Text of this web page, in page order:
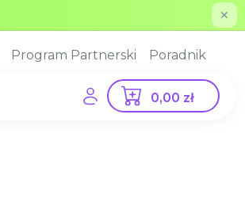
✕
Program Partnerski Poradnik
0,00 zł